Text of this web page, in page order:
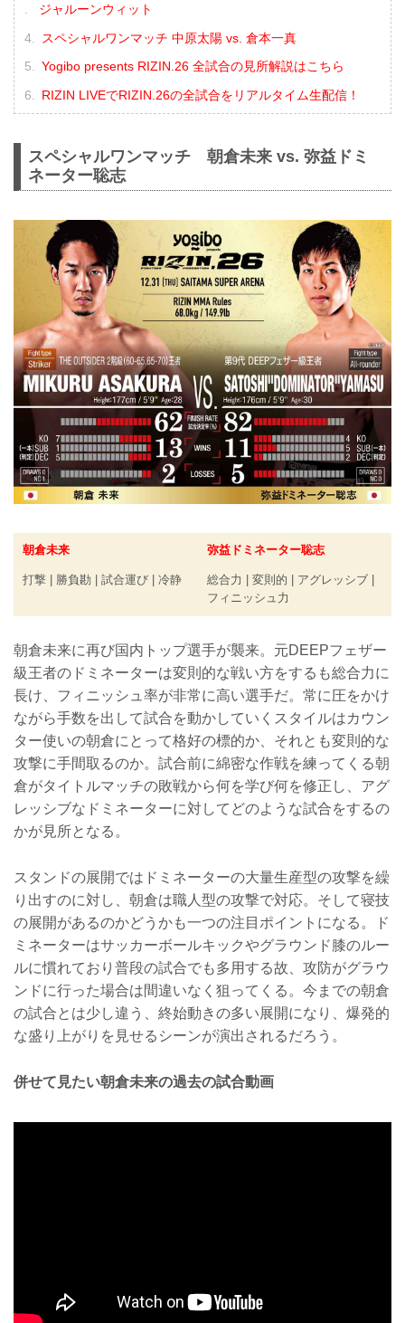
ジャルーンウィット
スペシャルワンマッチ 中原太陽 vs. 倉本一真
Yogibo presents RIZIN.26 全試合の見所解説はこちら
RIZIN LIVEでRIZIN.26の全試合をリアルタイム生配信！
スペシャルワンマッチ 朝倉未来 vs. 弥益ドミ
ネーター聡志
朝倉未来
打撃 | 勝負勘 | 試合運び | 冷静
弥益ドミネーター聡志
総合力 | 変則的 | アグレッシブ |
フィニッシュ力
朝倉未来に再び国内トップ選手が襲来。元DEEPフェザー
級王者のドミネーターは変則的な戦い方をするも総合力に
長け、フィニッシュ率が非常に高い選手だ。常に圧をかけ
ながら手数を出して試合を動かしていくスタイルはカウン
ター使いの朝倉にとって格好の標的か、それとも変則的な
攻撃に手間取るのか。試合前に綿密な作戦を練ってくる朝
倉がタイトルマッチの敗戦から何を学び何を修正し、アグ
レッシブなドミネーターに対してどのような試合をするの
かが見所となる。
スタンドの展開ではドミネーターの大量生産型の攻撃を繰
り出すのに対し、朝倉は職人型の攻撃で対応。そして寝技
の展開があるのかどうかも一つの注目ポイントになる。ド
ミネーターはサッカーボールキックやグラウンド膝のルー
ルに慣れており普段の試合でも多用する故、攻防がグラウ
ンドに行った場合は間違いなく狙ってくる。今までの朝倉
の試合とは少し違う、終始動きの多い展開になり、爆発的
な盛り上がりを見せるシーンが演出されるだろう。
併せて見たい朝倉未来の過去の試合動画